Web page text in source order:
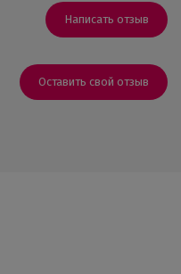
Написать отзыв
Оставить свой отзыв